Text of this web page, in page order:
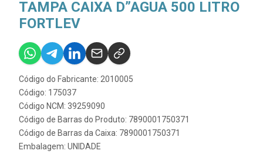
TAMPA CAIXA D”AGUA 500 LITRO
FORTLEV
Código do Fabricante: 2010005
Código: 175037
Código NCM: 39259090
Código de Barras do Produto: 7890001750371
Código de Barras da Caixa: 7890001750371
Embalagem: UNIDADE